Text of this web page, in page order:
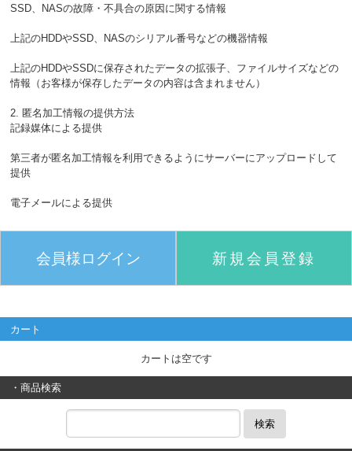
SSD、NASの故障・不具合の原因に関する情報
上記のHDDやSSD、NASのシリアル番号などの機器情報
上記のHDDやSSDに保存されたデータの拡張子、ファイルサイズなどの
情報（お客様が保存したデータの内容は含まれません）
2. 匿名加工情報の提供方法
記録媒体による提供
第三者が匿名加工情報を利用できるようにサーバーにアップロードして
提供
電子メールによる提供
会員様ログイン 新規会員登録
カート
カートは空です
・商品検索
検索